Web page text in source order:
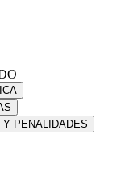
Y PENALIDADES